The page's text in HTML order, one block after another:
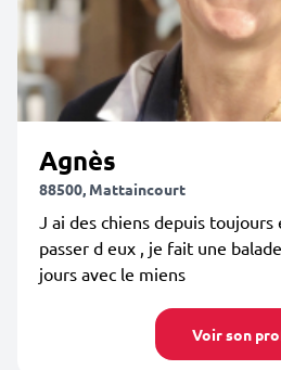
Agnès
88500, Mattaincourt
J ai des chiens depuis toujours
passer d eux , je fait une
jours avec le miens
Voir son